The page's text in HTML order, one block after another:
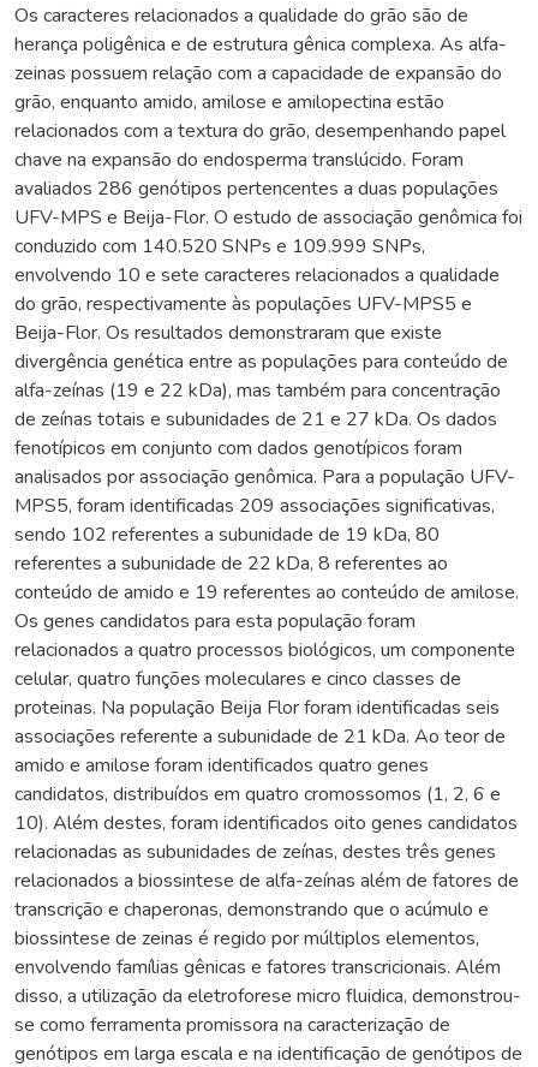
Os caracteres relacionados a qualidade do grão são de
herança poligênica e de estrutura gênica complexa. As alfa-
zeinas possuem relação com a capacidade de expansão do
grão, enquanto amido, amilose e amilopectina estão
relacionados com a textura do grão, desempenhando papel
chave na expansão do endosperma translúcido. Foram
avaliados 286 genótipos pertencentes a duas populações
UFV-MPS e Beija-Flor. O estudo de associação genômica foi
conduzido com 140.520 SNPs e 109.999 SNPs,
envolvendo 10 e sete caracteres relacionados a qualidade
do grão, respectivamente às populações UFV-MPS5 e
Beija-Flor. Os resultados demonstraram que existe
divergência genética entre as populações para conteúdo de
alfa-zeínas (19 e 22 kDa), mas também para concentração
de zeínas totais e subunidades de 21 e 27 kDa. Os dados
fenotípicos em conjunto com dados genotípicos foram
analisados por associação genômica. Para a população UFV-
MPS5, foram identificadas 209 associações significativas,
sendo 102 referentes a subunidade de 19 kDa, 80
referentes a subunidade de 22 kDa, 8 referentes ao
conteúdo de amido e 19 referentes ao conteúdo de amilose.
Os genes candidatos para esta população foram
relacionados a quatro processos biológicos, um componente
celular, quatro funções moleculares e cinco classes de
proteinas. Na população Beija Flor foram identificadas seis
associações referente a subunidade de 21 kDa. Ao teor de
amido e amilose foram identificados quatro genes
candidatos, distribuídos em quatro cromossomos (1, 2, 6 e
10). Além destes, foram identificados oito genes candidatos
relacionadas as subunidades de zeínas, destes três genes
relacionados a biossintese de alfa-zeínas além de fatores de
transcrição e chaperonas, demonstrando que o acúmulo e
biossintese de zeinas é regido por múltiplos elementos,
envolvendo famílias gênicas e fatores transcricionais. Além
disso, a utilização da eletroforese micro fluidica, demonstrou-
se como ferramenta promissora na caracterização de
genótipos em larga escala e na identificação de genótipos de